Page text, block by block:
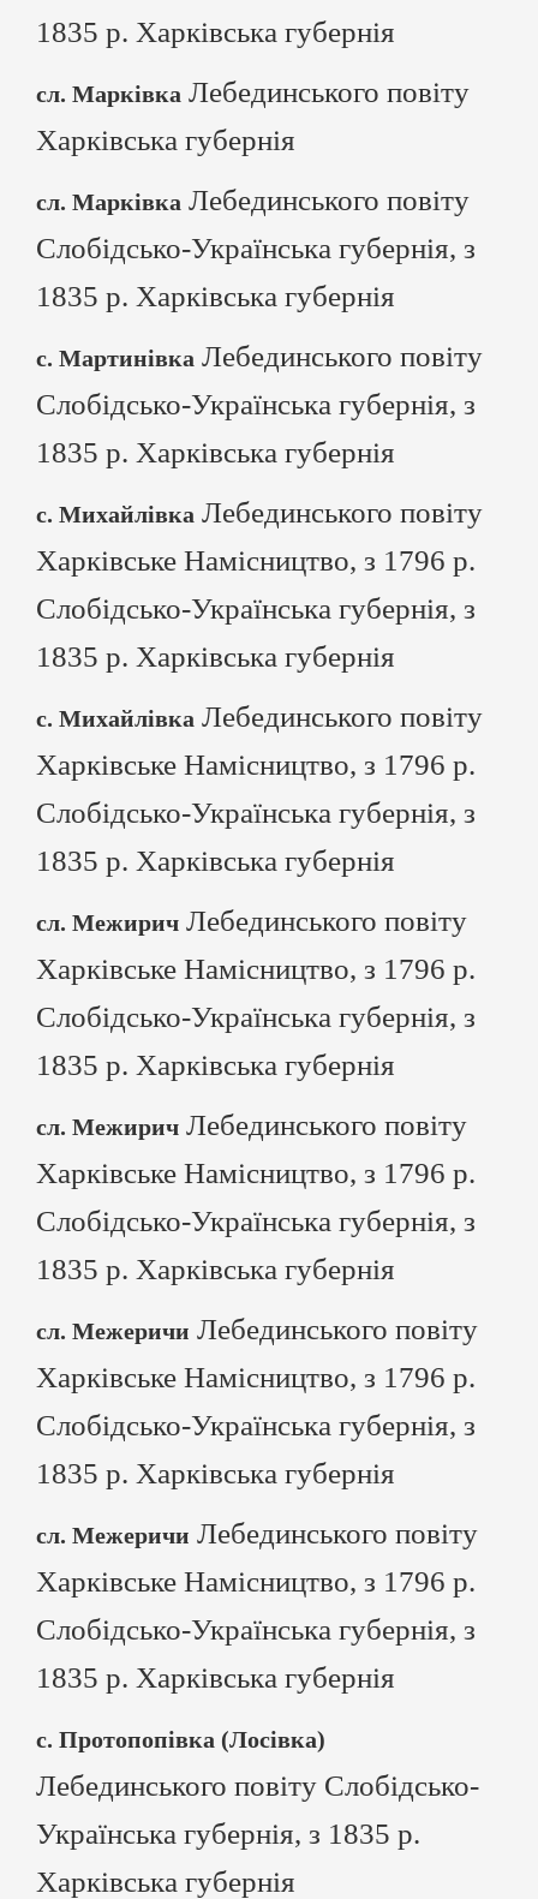
1835 р. Харківська губернія
сл. Марківка Лебединського повіту
Харківська губернія
сл. Марківка Лебединського повіту
Слобідсько-Українська губернія, з
1835 р. Харківська губернія
с. Мартинівка Лебединського повіту
Слобідсько-Українська губернія, з
1835 р. Харківська губернія
с. Михайлівка Лебединського повіту
Харківське Намісництво, з 1796 р.
Слобідсько-Українська губернія, з
1835 р. Харківська губернія
с. Михайлівка Лебединського повіту
Харківське Намісництво, з 1796 р.
Слобідсько-Українська губернія, з
1835 р. Харківська губернія
сл. Межирич Лебединського повіту
Харківське Намісництво, з 1796 р.
Слобідсько-Українська губернія, з
1835 р. Харківська губернія
сл. Межирич Лебединського повіту
Харківське Намісництво, з 1796 р.
Слобідсько-Українська губернія, з
1835 р. Харківська губернія
сл. Межеричи Лебединського повіту
Харківське Намісництво, з 1796 р.
Слобідсько-Українська губернія, з
1835 р. Харківська губернія
сл. Межеричи Лебединського повіту
Харківське Намісництво, з 1796 р.
Слобідсько-Українська губернія, з
1835 р. Харківська губернія
с. Протопопівка (Лосівка)
Лебединського повіту Слобідсько-
Українська губернія, з 1835 р.
Харківська губернія